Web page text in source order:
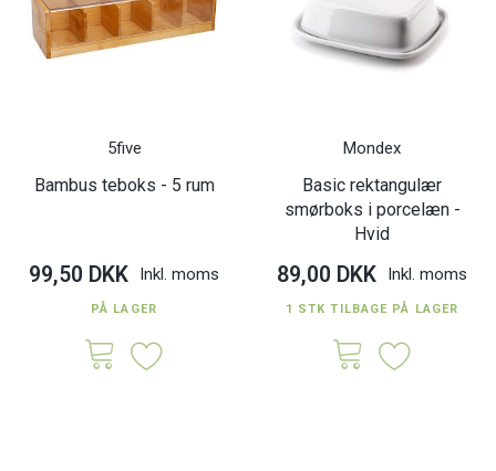
5five
Bambus teboks - 5 rum
99,50 DKK Inkl. moms
PÅ LAGER
Mondex
Basic rektangulær
smørboks i porcelæn -
Hvid
89,00 DKK Inkl. moms
1 STK TILBAGE PÅ LAGER